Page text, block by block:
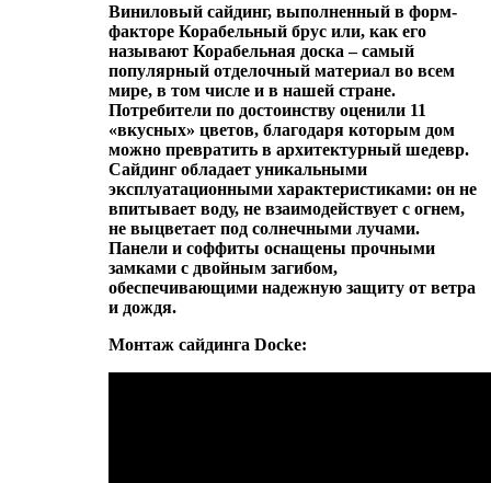
Виниловый сайдинг, выполненный в форм-
факторе Корабельный брус или, как его
называют Корабельная доска – самый
популярный отделочный материал во всем
мире, в том числе и в нашей стране.
Потребители по достоинству оценили 11
«вкусных» цветов, благодаря которым дом
можно превратить в архитектурный шедевр.
Сайдинг обладает уникальными
эксплуатационными характеристиками: он не
впитывает воду, не взаимодействует с огнем,
не выцветает под солнечными лучами.
Панели и соффиты оснащены прочными
замками с двойным загибом,
обеспечивающими надежную защиту от ветра
и дождя.
Монтаж сайдинга Docke: